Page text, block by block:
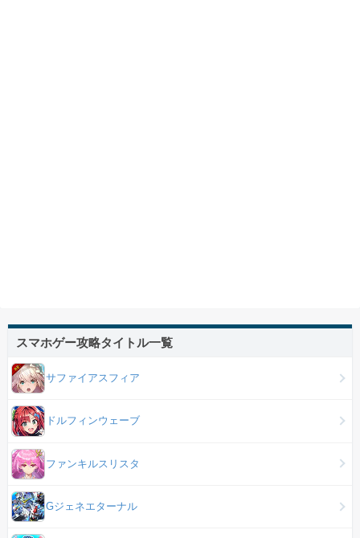
スマホゲー攻略タイトル一覧
サファイアスフィア
ドルフィンウェーブ
ファンキルスリスタ
Gジェネエターナル